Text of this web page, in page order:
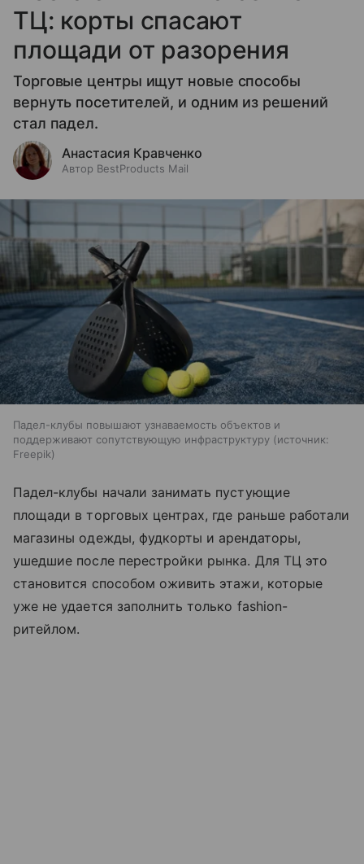
ТЦ: корты спасают
площади от разорения
Торговые центры ищут новые способы
вернуть посетителей, и одним из решений
стал падел.
Анастасия Кравченко
Автор BestProducts Mail
Падел-клубы повышают узнаваемость объектов и
поддерживают сопутствующую инфраструктуру
источник:
Freepik
Падел-клубы начали занимать пустующие
площади в торговых центрах, где раньше работали
магазины одежды, фудкорты и арендаторы,
ушедшие после перестройки рынка. Для ТЦ это
становится способом оживить этажи, которые
уже не удается заполнить только fashion-
ритейлом.